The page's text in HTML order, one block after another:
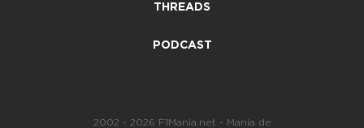
THREADS
PODCAST
2002 - 2026 F1Mania.net - Mania de